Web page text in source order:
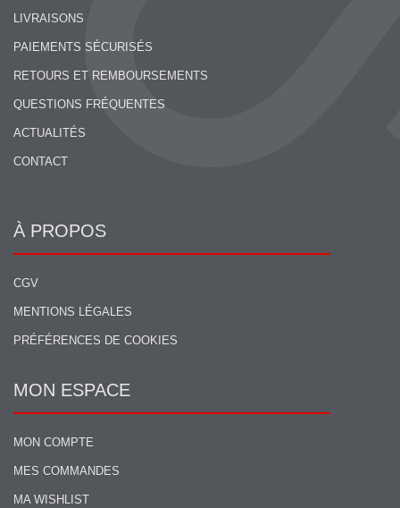
LIVRAISONS
PAIEMENTS SÉCURISÉS
RETOURS ET REMBOURSEMENTS
QUESTIONS FRÉQUENTES
ACTUALITÉS
CONTACT
À PROPOS
CGV
MENTIONS LÉGALES
PRÉFÉRENCES DE COOKIES
MON ESPACE
MON COMPTE
MES COMMANDES
MA WISHLIST